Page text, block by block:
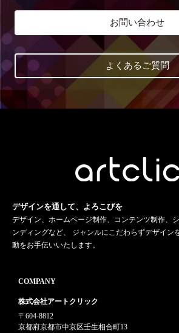
お問い合わせ
よくあるご質問
デザインを通して、よろこびを
デザイン、ホームページ制作、コンテンツ制作、
ンディングなど、 ジャンルにこだわらずデザイン
動をお手伝いいたします。
COMPANY
株式会社アートクリック
〒604-8812
京都府京都市中京区壬生相合町13